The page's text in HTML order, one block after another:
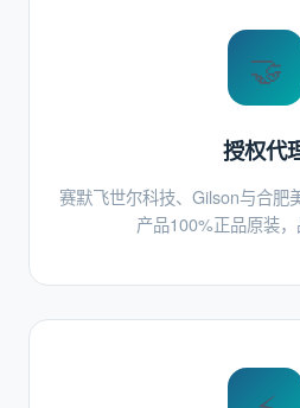
🤝
授权代
赛默飞世尔科技、Gilson与合肥
产品100%正品原装，